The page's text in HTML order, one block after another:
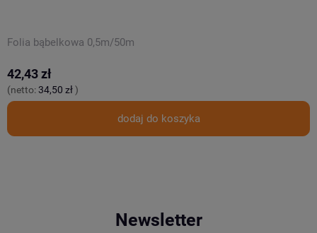
Folia bąbelkowa 0,5m/50m
42,43 zł
(netto:34,50 zł)
dodaj do koszyka
Newsletter